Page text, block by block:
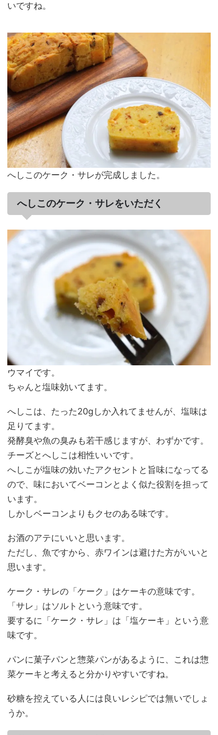
いですね。
へしこのケーク・サレが完成しました。
へしこのケーク・サレをいただく
ウマイです。
ちゃんと塩味効いてます。
へしこは、たった20gしか入れてませんが、塩味は
足りてます。
発酵臭や魚の臭みも若干感じますが、わずかです。
チーズとへしこは相性いいです。
へしこが塩味の効いたアクセントと旨味になってる
ので、味においてベーコンとよく似た役割を担って
います。
しかしベーコンよりもクセのある味です。
お酒のアテにいいと思います。
ただし、魚ですから、赤ワインは避けた方がいいと
思います。
ケーク・サレの「ケーク」はケーキの意味です。
「サレ」はソルトという意味です。
要するに「ケーク・サレ」は「塩ケーキ」という意
味です。
パンに菓子パンと惣菜パンがあるように、これは惣
菜ケーキと考えると分かりやすいですね。
砂糖を控えている人には良いレシピでは無いでしょ
うか。